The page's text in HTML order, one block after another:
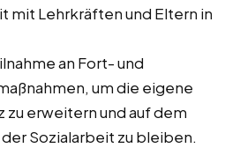
mit Lehrkräften und Eltern in
an Fort- und
um die eigene
erweitern und auf dem
Sozialarbeit zu bleiben.